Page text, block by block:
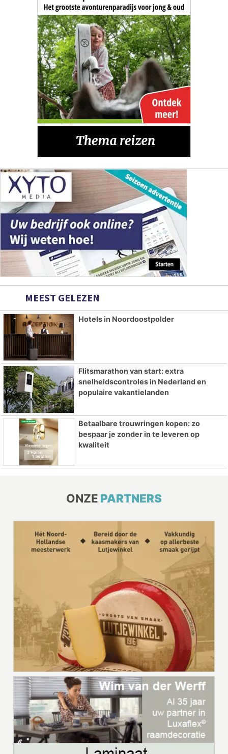
MEEST GELEZEN
Hotels in Noordoostpolder
Flitsmarathon van start: extra
snelheidscontroles in Nederland en
populaire vakantielanden
Betaalbare trouwringen kopen: zo
bespaar je zonder in te leveren op
kwaliteit
ONZE PARTNERS